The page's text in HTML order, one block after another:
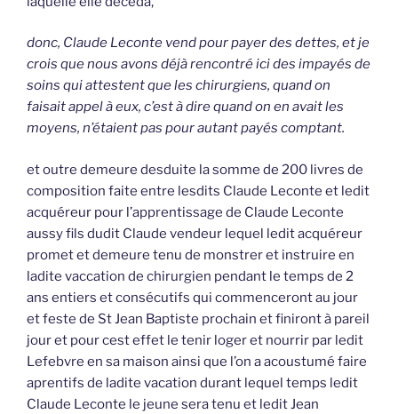
donc, Claude Leconte vend pour payer des dettes, et je
crois que nous avons déjà rencontré ici des impayés de
soins qui attestent que les chirurgiens, quand on
faisait appel à eux, c’est à dire quand on en avait les
moyens, n’étaient pas pour autant payés comptant.
et outre demeure desduite la somme de 200 livres de
composition faite entre lesdits Claude Leconte et ledit
acquéreur pour l’apprentissage de Claude Leconte
aussy fils dudit Claude vendeur lequel ledit acquéreur
promet et demeure tenu de monstrer et instruire en
ladite vaccation de chirurgien pendant le temps de 2
ans entiers et consécutifs qui commenceront au jour
et feste de St Jean Baptiste prochain et finiront à pareil
jour et pour cest effet le tenir loger et nourrir par ledit
Lefebvre en sa maison ainsi que l’on a acoustumé faire
aprentifs de ladite vacation durant lequel temps ledit
Claude Leconte le jeune sera tenu et ledit Jean